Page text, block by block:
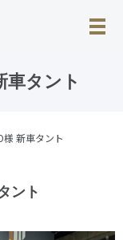
車タント
新車タント
ント